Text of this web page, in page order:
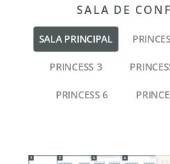
SALA DE
SALA PRINCIPAL
PRINCESS 3
PRINCESS 6